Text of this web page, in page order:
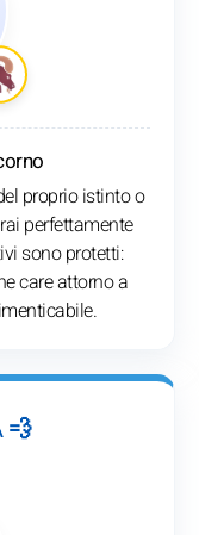
proprio istinto o
perfettamente
sono protetti:
care attorno a
💨